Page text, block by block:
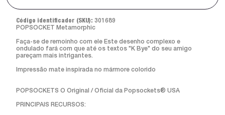
Código identificador (SKU): 301689
POPSOCKET Metamorphic
Faça-se de remoinho com ele Este desenho complexo e
ondulado fará com que até os textos "K Bye" do seu amigo
pareçam mais intrigantes.
Impressão mate inspirada no mármore colorido
POPSOCKETS O Original / Oficial da Popsockets® USA
PRINCIPAIS RECURSOS: